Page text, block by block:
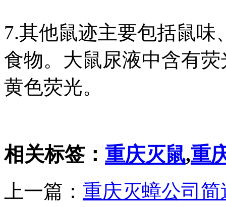
7.其他鼠迹主要包括鼠
食物。大鼠尿液中含有
黄色荧光。
相关标签： 重庆灭鼠,重
上一篇： 重庆灭蟑公司